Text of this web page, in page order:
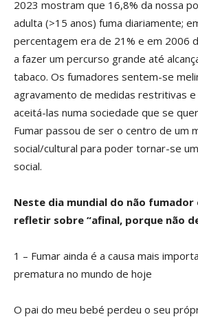
2023 mostram que 16,8% da nossa
adulta (>15 anos) fuma diariamente;
percentagem era de 21% e em 2006
a fazer um percurso grande até
tabaco. Os fumadores sentem-se
agravamento de medidas restritivas
aceitá-las numa sociedade que se
Fumar passou de ser o centro de um
social/cultural para poder tornar-se
social.
Neste dia mundial do não
refletir sobre “afinal, porque não
1 – Fumar ainda é a causa mais
prematura no mundo de hoje
O pai do meu bebé perdeu o seu